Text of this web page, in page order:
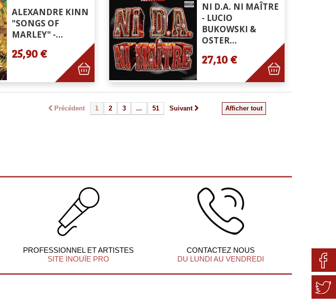
ALEXANDRE KINN
"SONGS OF
MARLEY" -...
25,90 €
NI D.A. NI MAÎTRE
- LUCIO
BUKOWSKI &
OSTER...
27,10 €
Afficher tout
Précédent 1 2 3 ... 51 Suivant
PROFESSIONNEL ET ARTISTES
SITE INOUÏE PRO
CONTACTEZ NOUS
DU LUNDI AU VENDREDI